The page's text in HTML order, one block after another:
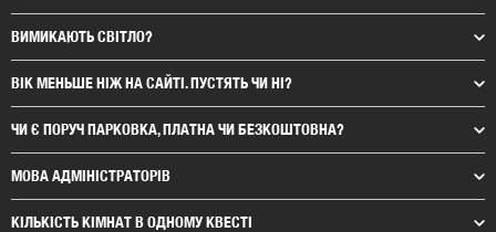
ВИМИКАЮТЬ СВІТЛО?
ВІК МЕНЬШЕ НІЖ НА САЙТІ. ПУСТЯТЬ ЧИ НІ?
ЧИ Є ПОРУЧ ПАРКОВКА, ПЛАТНА ЧИ БЕЗКОШТОВНА?
МОВА АДМІНІСТРАТОРІВ
КІЛЬКІСТЬ КІМНАТ В ОДНОМУ КВЕСТІ